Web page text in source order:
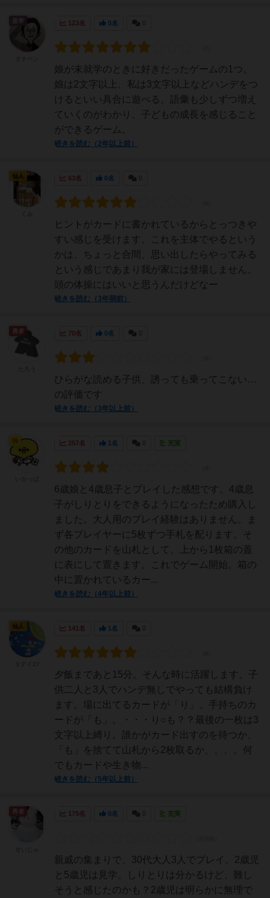
123名 0名
娘が未就学のときに好きだったゲームの1つ。
娘は2文字以上、私は3文字以上などハンデをつ
けるといい具合に遊べる。語彙も少しずつ増え
ていくのがわかり、子どもの成長を感じること
ができるゲーム。
続きを読む（2年以上前）
63名 0名
ヒントがカードに書かれているからとっつきや
すい感じを受けます。これを主体でやるという
かは、ちょっと合間、思い出したらやってみる
という感じであまり我が家には登場しません。
頭の体操にはいいと思うんだけどなー
続きを読む（3年弱前）
仙人
70名 0名
ひらがな読める子供、誘っても乗ってこない…
の評価です
続きを読む（3年以上前）
勇者
257名 1名 充実
6歳娘と4歳息子とプレイした感想です。4歳息
子がしりとりをできるようになったため購入し
ました。大人用のプレイ経験はありません。ま
ず各プレイヤーに5枚ずつ手札を配ります。そ
の他のカードを山札として、上から1枚箱の蓋
に表にして置きます。これでゲーム開始。箱の
中に置かれているカー...
続きを読む（4年以上前）
141名 1名
夕飯まであと15分。そんな時に活躍します。子
供二人と3人でハンデ無しでやっても結構負け
ます。場に出てるカードが「り」、手持ちのカ
ードが「も」。・・・り○も？？最後の一枚は3
文字以上縛り。誰かがカード出すのを待つか、
「も」を捨てて山札から2枚取るか、、、。何
でもカードや生き物...
続きを読む（5年以上前）
仙人
179名 0名 充実
親戚の集まりで、30代大人3人でプレイ。2歳児
と5歳児は見学。しりとりは分かるけど、難し
そうと感じたのかも？2歳児は明らかに無理で
勇者